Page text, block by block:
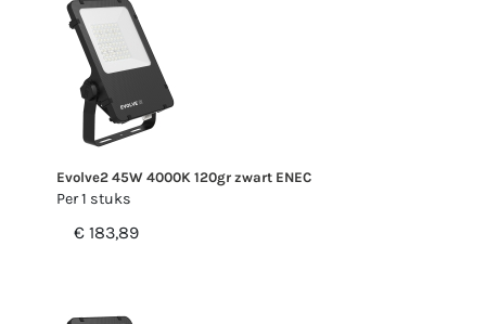
Evolve2 45W 4000K 120gr zwart ENEC
Per 1 stuks
€ 183,89